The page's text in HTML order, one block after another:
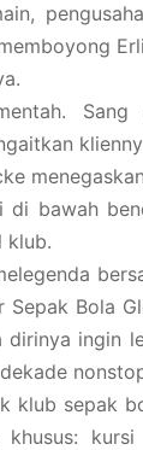
di bawah
klub.
Bola
ingin
klub sepak